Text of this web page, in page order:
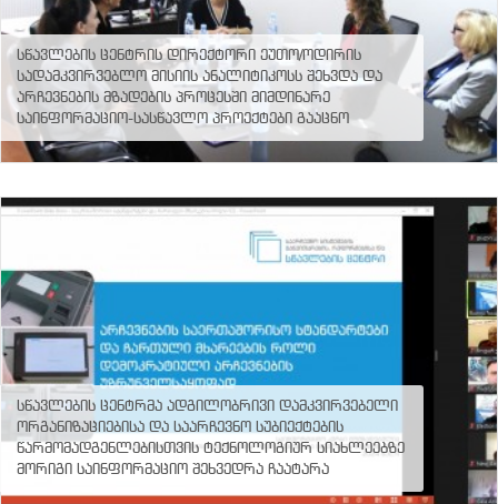
სწავლების ცენტრის დირექტორი ეუთო/ოდირის
სადამკვირვებლო მისიის ანალიტიკოსს შეხვდა და
არჩევნების მზადების პროცესში მიმდინარე
საინფორმაციო-სასწავლო პროექტები გააცნო
სწავლების ცენტრმა ადგილობრივი დამკვირვებელი
ორგანიზაციებისა და საარჩევნო სუბიექტების
წარმომადგენლებისთვის ტექნოლოგიურ სიახლეებზე
მორიგი საინფორმაციო შეხვედრა ჩაატარა